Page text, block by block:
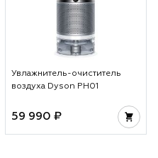
Увлажнитель-очиститель
воздуха Dyson PH01
59 990 ₽